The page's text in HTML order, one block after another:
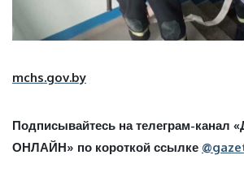
mchs.gov.by
Подписывайтесь на телеграм-канал
ОНЛАЙН» по короткой ссылке